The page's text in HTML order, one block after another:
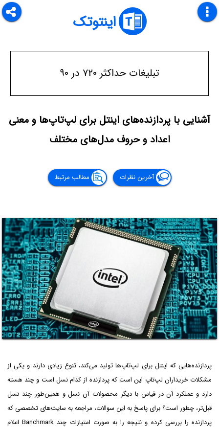
اینتوتک
تبلیغات حداکثر ۷۲۰ در ۹۰
آشنایی با پردازنده‌های اینتل برای لپ‌تاپ‌ها و معنی
اعداد و حروف مدل‌های مختلف
آخرین نظرات مطالب مرتبط
پردازنده‌هایی که اینتل برای لپ‌تاپ‌ها تولید می‌کند، تنوع زیادی دارند و یکی از
مشکلات خریداران لپ‌تاپ این است که پردازنده از کدام نسل است و چند هسته
دارد و عملکرد آن در قیاس با دیگر محصولات آن نسل و همین‌طور چند نسل
قبل‌تر، چطور است؟ برای پاسخ به این سوالات، مراجعه به سایت‌های تخصصی که
پردازنده را بررسی کرده و نتیجه را به صورت امتیازات چند Banchmark اعلام